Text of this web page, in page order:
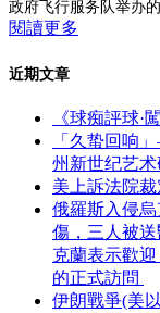
政府飞行服务队举办
閱讀更多
近期文章
《球痴評球·
「久蛰回响
州新世纪艺
美上訴法院
俄羅斯入侵
傷，三人被
克蘭表示歡
的正式訪問
伊朗戰爭(美